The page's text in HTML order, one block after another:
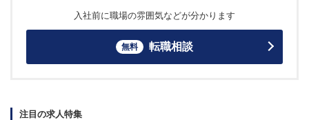
入社前に職場の雰囲気などが分かります
無料 転職相談
注目の求人特集